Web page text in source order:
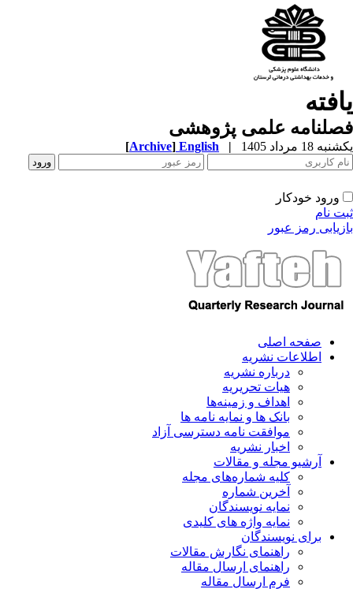
علمی پژوهشی
18 مرداد 1405 |
English
[Archive]
ورود خودکار
نام
رمز عبور
صفحه اصلی
اطلاعات نشریه
درباره نشریه
هیات تحریریه
اهداف و زمینه‌ها
بانک ها و نمایه نامه ها
موافقت نامه دسترسی آزاد
اخبار نشریه
آرشیو مجله و مقالات
کلیه شماره‌های مجله
آخرین شماره
نمایه نویسندگان
نمایه واژه های کلیدی
برای نویسندگان
راهنمای نگارش مقالات
راهنمای ارسال مقاله
فرم ارسال مقاله